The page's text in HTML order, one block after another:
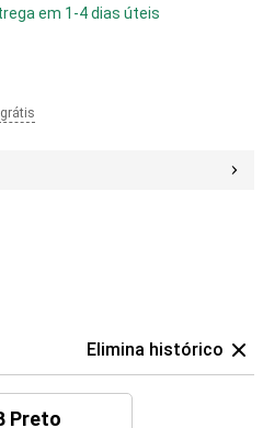
em 1-4 dias úteis
Elimina histórico
Preto